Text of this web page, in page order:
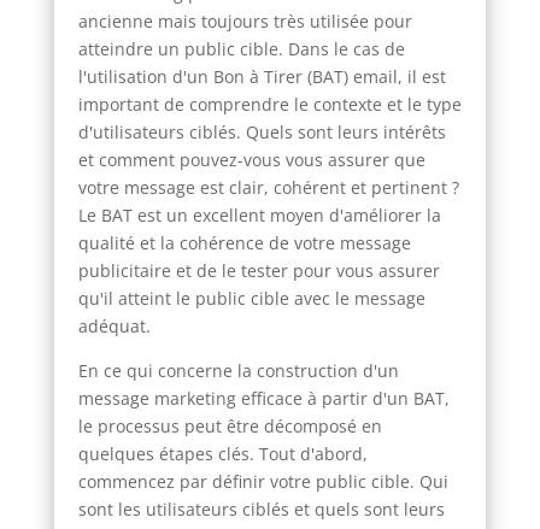
ancienne mais toujours très utilisée pour
atteindre un public cible. Dans le cas de
l'utilisation d'un Bon à Tirer (BAT) email, il est
important de comprendre le contexte et le type
d'utilisateurs ciblés. Quels sont leurs intérêts
et comment pouvez-vous vous assurer que
votre message est clair, cohérent et pertinent ?
Le BAT est un excellent moyen d'améliorer la
qualité et la cohérence de votre message
publicitaire et de le tester pour vous assurer
qu'il atteint le public cible avec le message
adéquat.
En ce qui concerne la construction d'un
message marketing efficace à partir d'un BAT,
le processus peut être décomposé en
quelques étapes clés. Tout d'abord,
commencez par définir votre public cible. Qui
sont les utilisateurs ciblés et quels sont leurs